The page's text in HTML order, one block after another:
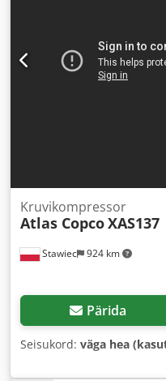
Stawiec 924 km
Kruvikompressor
Atlas CopcoXAS137
Pärida
Seisukord: väga hea